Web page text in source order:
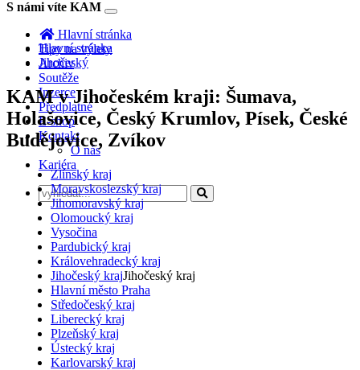
S námi víte KAM
Toggle
navigation
Hlavní stránka
Tipy na výlety
Archiv
Soutěže
Inzerce
Předplatné
E-shop
Kontakt
O nás
Kariéra
Hlavní stránka
Jihočeský
KAM v Jihočeském kraji: Šumava,
Holašovice, Český Krumlov, Písek, České
Budějovice, Zvíkov
Zlínský kraj
Moravskoslezský kraj
Jihomoravský kraj
Olomoucký kraj
Vysočina
Pardubický kraj
Královehradecký kraj
Jihočeský krajJihočeský kraj
Hlavní město Praha
Středočeský kraj
Liberecký kraj
Plzeňský kraj
Ústecký kraj
Karlovarský kraj